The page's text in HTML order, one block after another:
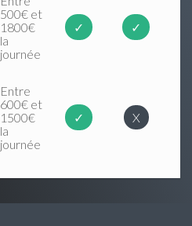
500€ et
1800€
la
journée
✓ ✓
Entre
600€ et
1500€
la
journée
✓ X